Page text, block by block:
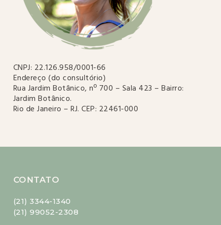
CNPJ: 22.126.958/0001-66
Endereço (do consultório)
Rua Jardim Botânico, nº 700 – Sala 423 – Bairro:
Jardim Botânico.
Rio de Janeiro – RJ. CEP: 22461-000
CONTATO
(21) 3344-1340
(21) 99052-2308